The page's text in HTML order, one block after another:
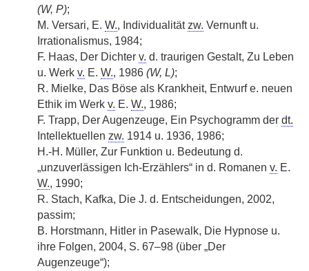
(W, P);
M. Versari, E. W., Individualität zw. Vernunft u.
Irrationalismus, 1984;
F. Haas, Der Dichter v. d. traurigen Gestalt, Zu Leben
u. Werk v. E. W., 1986 (W, L);
R. Mielke, Das Böse als Krankheit, Entwurf e. neuen
Ethik im Werk v. E. W., 1986;
F. Trapp, Der Augenzeuge, Ein Psychogramm der dt.
Intellektuellen zw. 1914 u. 1936, 1986;
H.-H. Müller, Zur Funktion u. Bedeutung d.
„unzuverlässigen Ich-Erzählers“ in d. Romanen v. E.
W., 1990;
R. Stach, Kafka, Die J. d. Entscheidungen, 2002,
passim;
B. Horstmann, Hitler in Pasewalk, Die Hypnose u.
ihre Folgen, 2004, S. 67–98 (über „Der
Augenzeuge“);